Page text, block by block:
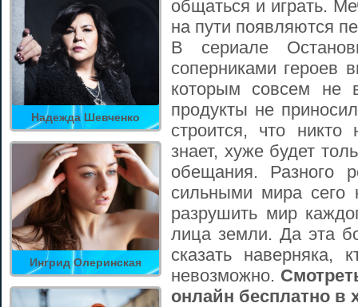
Надежда Шевченко
Ингрид Олеринская
общаться и играть.
на пути появляются
В сериале
соперниками героев
которым совсем не
продукты не
строится, что никто
знает, хуже будет
обещания. Разного
сильными мира сего
разрушить мир
лица земли. Да эта
сказать наверняка,
невозможно.
онлайн бесплатно в